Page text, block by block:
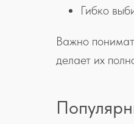
Гибко
Важно
делает их